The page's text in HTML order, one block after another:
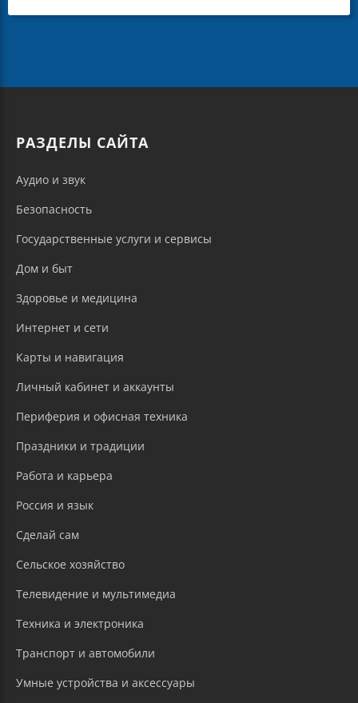
РАЗДЕЛЫ САЙТА
Аудио и звук
Безопасность
Государственные услуги и сервисы
Дом и быт
Здоровье и медицина
Интернет и сети
Карты и навигация
Личный кабинет и аккаунты
Периферия и офисная техника
Праздники и традиции
Работа и карьера
Россия и язык
Сделай сам
Сельское хозяйство
Телевидение и мультимедиа
Техника и электроника
Транспорт и автомобили
Умные устройства и аксессуары